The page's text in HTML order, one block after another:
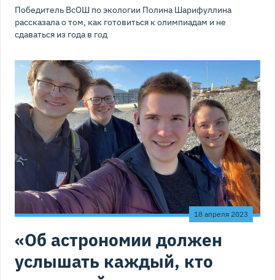
Победитель ВсОШ по экологии Полина Шарифуллина
рассказала о том, как готовиться к олимпиадам и не
сдаваться из года в год
18 апреля 2023
«Об астрономии должен
услышать каждый, кто